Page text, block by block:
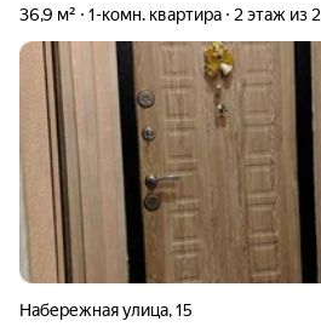
36,9 м² 1-комн. квартира 2 этаж из 2
Набережная улица,15